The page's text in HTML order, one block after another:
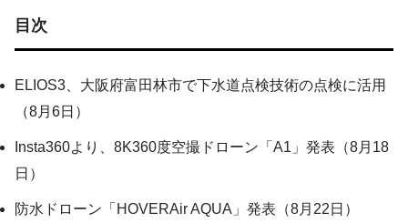
目次
ELIOS3、大阪府富田林市で下水道点検技術の点検に活用
（8月6日）
Insta360より、8K360度空撮ドローン「A1」発表（8月18
日）
防水ドローン「HOVERAir AQUA」発表（8月22日）